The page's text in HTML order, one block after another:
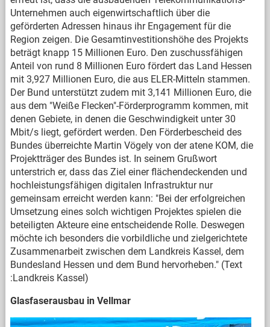
Unternehmen auch eigenwirtschaftlich über die
geförderten Adressen hinaus ihr Engagement für die
Region zeigen. Die Gesamtinvestitionshöhe des Projekts
beträgt knapp 15 Millionen Euro. Den zuschussfähigen
Anteil von rund 8 Millionen Euro fördert das Land Hessen
mit 3,927 Millionen Euro, die aus ELER-Mitteln stammen.
Der Bund unterstützt zudem mit 3,141 Millionen Euro, die
aus dem "Weiße Flecken"-Förderprogramm kommen, mit
denen Gebiete, in denen die Geschwindigkeit unter 30
Mbit/s liegt, gefördert werden. Den Förderbescheid des
Bundes überreichte Martin Vögely von der atene KOM, die
Projektträger des Bundes ist. In seinem Grußwort
unterstrich er, dass das Ziel einer flächendeckenden und
hochleistungsfähigen digitalen Infrastruktur nur
gemeinsam erreicht werden kann: "Bei der erfolgreichen
Umsetzung eines solch wichtigen Projektes spielen die
beteiligten Akteure eine entscheidende Rolle. Deswegen
möchte ich besonders die vorbildliche und zielgerichtete
Zusammenarbeit zwischen dem Landkreis Kassel, dem
Bundesland Hessen und dem Bund hervorheben." (Text
:Landkreis Kassel)
Glasfaserausbau in Vellmar